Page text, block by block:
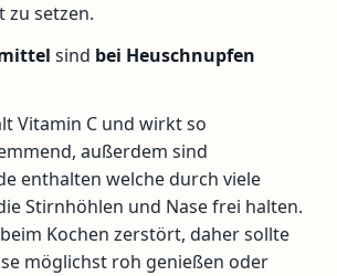
zu setzen.
sind bei Heuschnupfen
Vitamin C und wirkt so
außerdem sind
enthalten welche durch viele
Stirnhöhlen und Nase frei halten.
Kochen zerstört, daher sollte
möglichst roh genießen oder